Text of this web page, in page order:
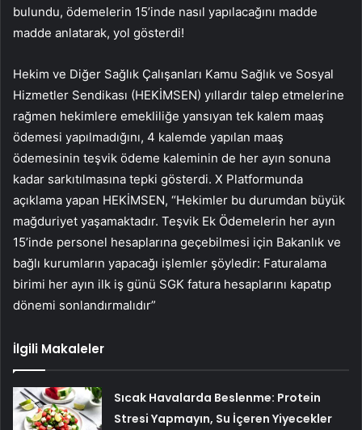
bulundu, ödemelerin 15’inde nasıl yapılacağını madde
madde anlatarak, yol gösterdi!
Hekim ve Diğer Sağlık Çalışanları Kamu Sağlık ve Sosyal
Hizmetler Sendikası (HEKİMSEN) yıllardır talep etmelerine
rağmen hekimlere emekliliğe yansıyan tek kalem maaş
ödemesi yapılmadığını, 4 kalemde yapılan maaş
ödemesinin teşvik ödeme kaleminin de her ayın sonuna
kadar sarkıtılmasına tepki gösterdi. X Platformunda
açıklama yapan HEKİMSEN, “Hekimler bu durumdan büyük
mağduriyet yaşamaktadır. Teşvik Ek Ödemelerin her ayın
15’inde personel hesaplarına geçebilmesi için Bakanlık ve
bağlı kurumların yapacağı işlemler şöyledir: Faturalama
birimi her ayın ilk iş günü SGK fatura hesaplarını kapatıp
dönemi sonlandırmalıdır”
İlgili Makaleler
Sıcak Havalarda Beslenme: Protein
Stresi Yapmayın, Su İçeren Yiyecekler